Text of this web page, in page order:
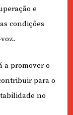
e
condições
a promover o
para o
no